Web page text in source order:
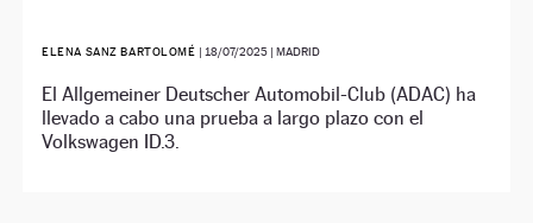
ELENA SANZ BARTOLOMÉ | 18/07/2025| MADRID
El Allgemeiner Deutscher Automobil-Club (ADAC) ha
llevado a cabo una prueba a largo plazo con el
Volkswagen ID.3.